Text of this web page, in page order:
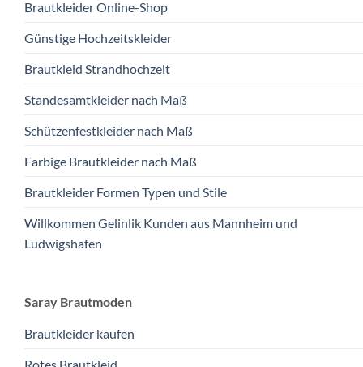
Brautkleider Online-Shop
Günstige Hochzeitskleider
Brautkleid Strandhochzeit
Standesamtkleider nach Maß
Schützenfestkleider nach Maß
Farbige Brautkleider nach Maß
Brautkleider Formen Typen und Stile
Willkommen Gelinlik Kunden aus Mannheim und
Ludwigshafen
Saray Brautmoden
Brautkleider kaufen
Rotes Brautkleid